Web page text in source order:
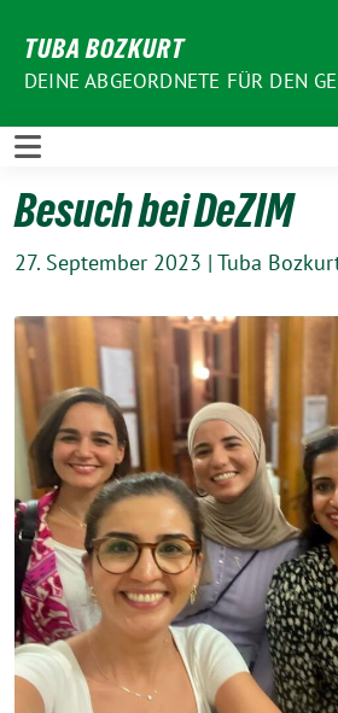
zum
Inhalt
TUBA BOZKURT
DEINE ABGEORDNETE FÜR DEN
Besuch bei DeZIM
27. September 2023 | Tuba